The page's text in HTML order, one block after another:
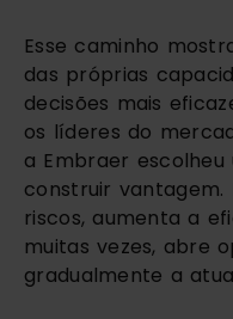
Esse caminho
das próprias
decisões mais
os líderes do
a Embraer
construir vantagem.
riscos, aumenta a
muitas vezes, abre
gradualmente a